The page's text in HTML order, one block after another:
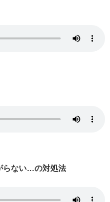
らない…の対処法